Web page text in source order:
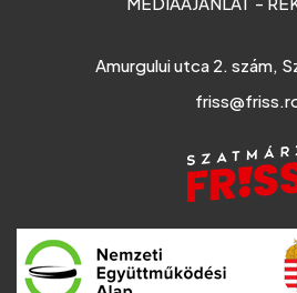
Amurgului utca 2. szám,